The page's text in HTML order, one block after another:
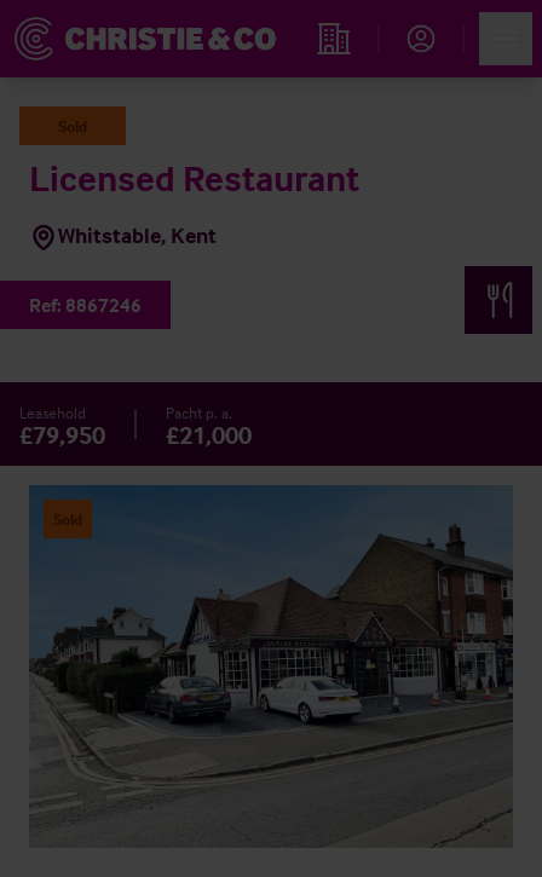
Immobiliensuche
Sold
Licensed Restaurant
Whitstable, Kent
Ref: 8867246
Leasehold
£79,950
Pacht p. a.
£21,000
Sold